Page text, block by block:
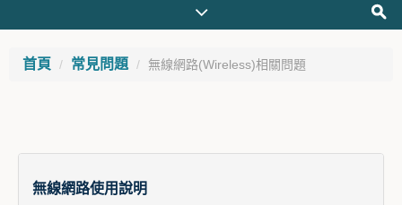
首頁 常見問題 無線網路(Wireless)相關問題
無線網路使用說明